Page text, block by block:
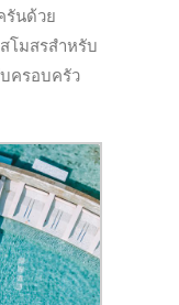
รันด้วย
โมสรสำหรับ
ครอบครัว